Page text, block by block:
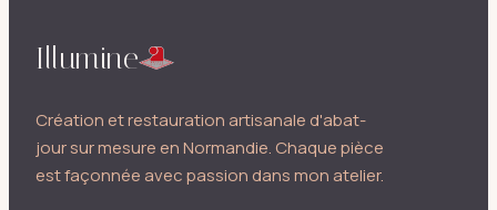
Illumine
Création et restauration artisanale d'abat-
jour sur mesure en Normandie. Chaque pièce
est façonnée avec passion dans mon atelier.